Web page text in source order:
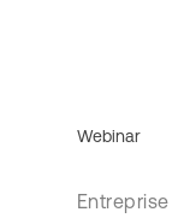
Webinar
Entreprise